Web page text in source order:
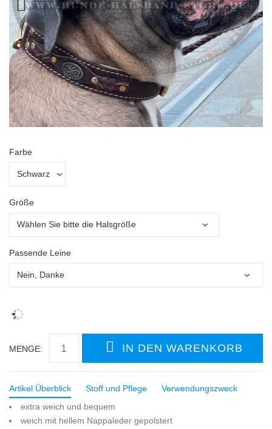
Farbe
Größe
Passende Leine
MENGE:
Artikel Überblick Stoff und Pflege
Verwendungszweck
extra weich und bequem
weich mit hellem Nappaleder gepolstert